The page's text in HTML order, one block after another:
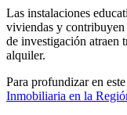
Las instalaciones
viviendas y
de investigación atraen
alquiler.
Para profundizar en
Inmobiliaria en la